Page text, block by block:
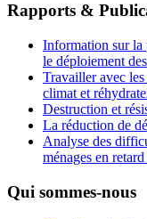
Rapports &
Information sur la
le déploiement
Travailler avec
climat et
Destruction et
La réduction de
Analyse des
ménages en
Qui sommes-nous